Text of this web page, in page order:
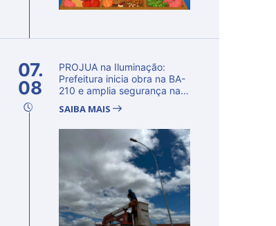
07.
08
PROJUA na Iluminação:
Prefeitura inicia obra na BA-
210 e amplia segurança na
SAIBA MAIS